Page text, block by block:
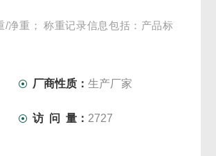
/净重； 称重记录信息包括：产品标
厂商性质：生产厂家
访 问 量： 2727